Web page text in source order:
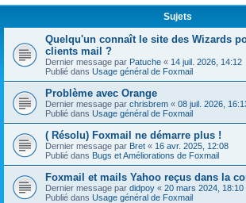
Sujets
Quelqu'un connaît le site des Wizards
clients mail ?
Dernier message par Patuche « 14 juil. 2026, 14:12
Publié dans Usage général de Foxmail
Problème avec Orange
Dernier message par chrisbrem « 08 juil. 2026,
Publié dans Usage général de Foxmail
( Résolu) Foxmail ne démarre plus !
Dernier message par Bret « 16 avr. 2025, 12:08
Publié dans Bugs et Améliorations de Foxmail
Foxmail et mails Yahoo reçus dans la
Dernier message par didpoy « 20 mars 2024, 18:10
Publié dans Usage général de Foxmail